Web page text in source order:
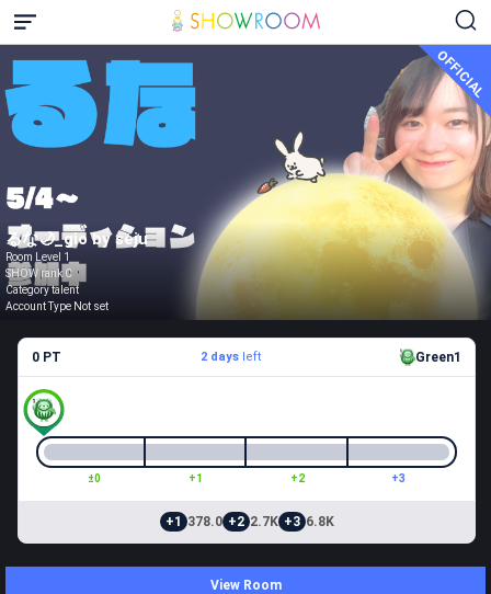
OFFICIAL
るな🌙_gio by seju
Room Level 1
SHOW rank C
Category talent
Account Type Not set
0 PT 2 daysleft Green1
±0 +1 +2 +3
+1 378.0 +2 2.7K +3 6.8K
View Room